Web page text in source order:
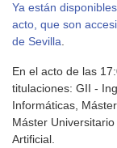
Ya están
acto, que son
de Sevilla
En el acto de las
titulaciones: GII -
Informáticas,
Máster
Artificial.